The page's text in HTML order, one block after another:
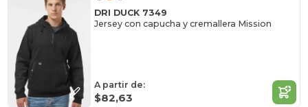
DRI DUCK 7349
Jersey con capucha y cremallera Mission
A partir de:
$82,63